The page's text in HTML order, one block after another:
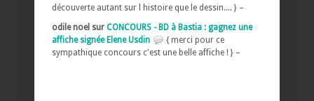
découverte autant sur l histoire que le dessin.... } –
odile noel sur CONCOURS - BD à Bastia : gagnez une
affiche signée Elene Usdin
{ merci pour ce
sympathique concours c'est une belle affiche ! } –